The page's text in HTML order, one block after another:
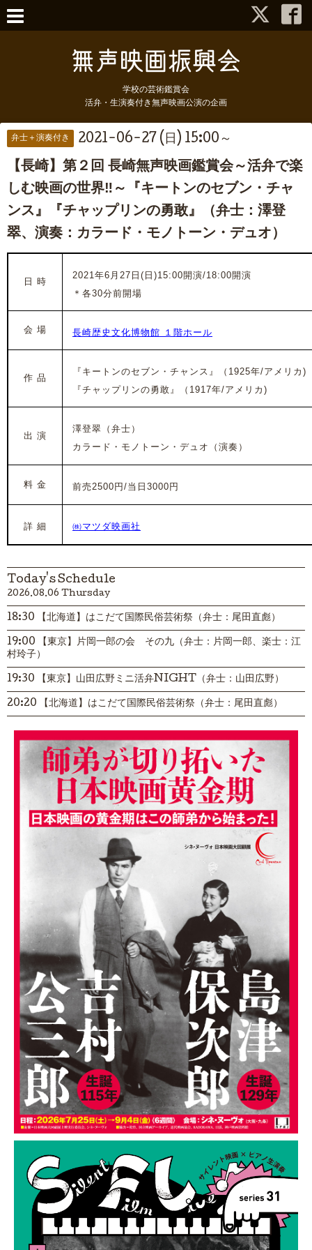
学校の芸術鑑賞会
活弁・生演奏付き無声映画公演の企画
弁士＋演奏付き 2021-06-27 (日) 15:00～
【長崎】第２回 長崎無声映画鑑賞会～活弁で楽
しむ映画の世界‼～『キートンのセブン・チャ
ンス』『チャップリンの勇敢』（弁士：澤登
翠、演奏：カラード・モノトーン・デュオ）
日 時
2021年6月27日(日)15:00開演/18:00開演
＊各30分前開場
会 場 長崎歴史文化博物館 １階ホール
作 品
『キートンのセブン・チャンス』（1925年/アメリカ)
『チャップリンの勇敢』（1917年/アメリカ)
出 演
澤登翠（弁士）
カラード・モノトーン・デュオ（演奏）
料 金 前売2500円/当日3000円
詳 細 ㈱マツダ映画社
Today's Schedule
2026.08.06 Thursday
18:30 【北海道】はこだて国際民俗芸術祭（弁士：尾田直彪）
19:00 【東京】片岡一郎の会 その九（弁士：片岡一郎、楽士：江
村玲子）
19:30 【東京】山田広野ミニ活弁NIGHT（弁士：山田広野）
20:20 【北海道】はこだて国際民俗芸術祭（弁士：尾田直彪）